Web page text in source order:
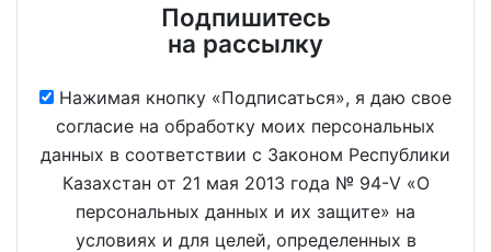
Подпишитесь
на рассылку
Нажимая кнопку «Подписаться», я даю свое
согласие на обработку моих персональных
данных в соответствии с Законом Республики
Казахстан от 21 мая 2013 года № 94-V «О
персональных данных и их защите» на
условиях и для целей, определенных в